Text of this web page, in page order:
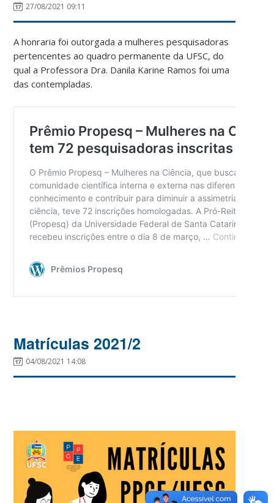
27/08/2021 09:11
A honraria foi outorgada a mulheres pesquisadoras
pertencentes ao quadro permanente da UFSC, do
qual a Professora Dra. Danila Karine Ramos foi uma
das contempladas.
Matrículas 2021/2
04/08/2021 14:08